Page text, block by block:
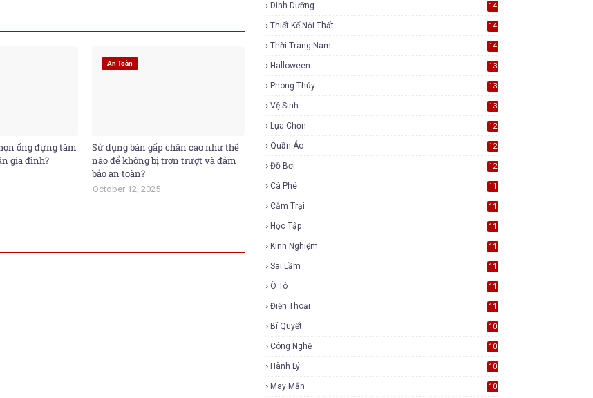
ống đựng tăm
gia đình?
An Toàn
Sử dụng bàn gấp chân cao như thế
nào để không bị trơn trượt và đảm
bảo an toàn?
October 12, 2025
Dinh Dưỡng 14
Thiết Kế Nội Thất 14
Thời Trang Nam 14
Halloween 13
Phong Thủy 13
Vệ Sinh 13
Lựa Chọn 12
Quần Áo 12
Đồ Bơi 12
Cà Phê 11
Cắm Trại 11
Học Tập 11
Kinh Nghiệm 11
Sai Lầm 11
Ô Tô 11
Điện Thoại 11
Bí Quyết 10
Công Nghệ 10
Hành Lý 10
May Mắn 10